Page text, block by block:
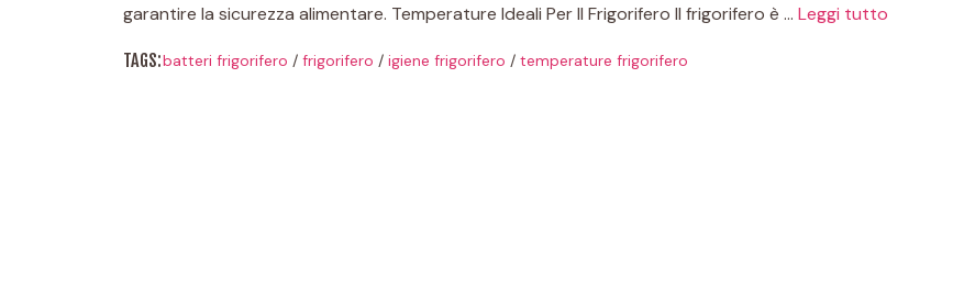
garantire la sicurezza alimentare. Temperature Ideali Per Il Frigorifero Il frigorifero è … Leggi tutto
TAGS:batteri frigorifero / frigorifero / igiene frigorifero / temperature frigorifero